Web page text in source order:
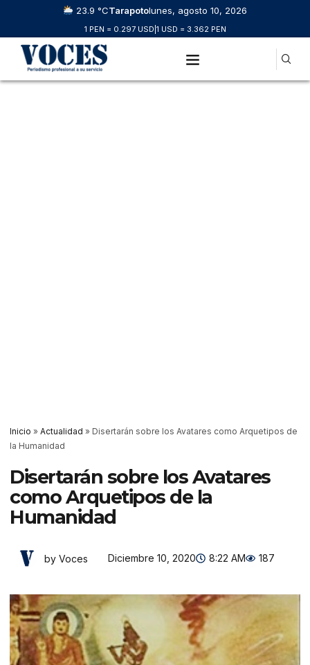
23.9 °CTarapotolunes, agosto 10, 2026
1 PEN = 0.297 USD 1 USD = 3.362 PEN
Inicio » Actualidad » Disertarán sobre los Avatares como Arquetipos de
la Humanidad
Disertarán sobre los Avatares
como Arquetipos de la
Humanidad
by Voces Diciembre 10, 2020 8:22 AM 187